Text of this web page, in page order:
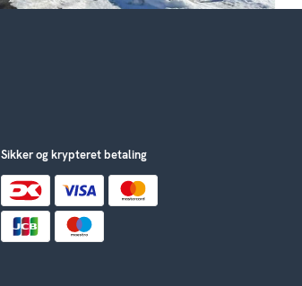
Sikker og krypteret betaling